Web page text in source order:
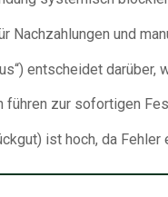
und
entscheidet
zur sofortigen
ist hoch, da